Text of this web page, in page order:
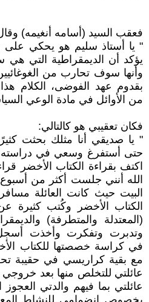
فعقب السيد (أسامه أنغيمه)
" يا أستاذ سليم هو يحكي على
يؤكد أن الديمقراطية التي
وأنها سوف تحارب من
بقدوم عهد الفوضى، الكلام
من الأوائل في مادة الوعي
فكان تعقيبي هو كالتالي:
" يا صديقي أنا مثلك بحثت
حتى أستفرغ وسعي في دراسته،
اكتف بقراءة الكتاب الأخضر
الله أنني جلست أكثر من
البيت حيث كانت العائلة
الكتاب الأخضر وكُتب كثيرة
(المعتدلة والمتطرفة)
وتدبرت وتفكرت وأخذت أسجل
في كراسة خصصتها للكتاب
مع بقية كراريسي في
عائلتي للتخلص منها بعد
عائلتي بما فيهم والدتي العجوز